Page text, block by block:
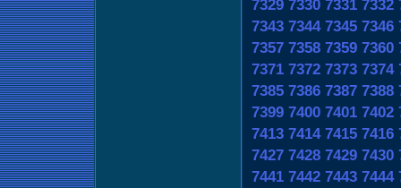
7329 7330 7331 7332
7343 7344 7345 7346
7357 7358 7359 7360
7371 7372 7373 7374
7385 7386 7387 7388
7399 7400 7401 7402
7413 7414 7415 7416
7427 7428 7429 7430
7441 7442 7443 7444